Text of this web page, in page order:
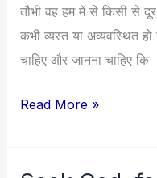
तौभी वह हम में से किसी से
कभी व्यस्त या अव्यवस्थित
चाहिए और जानना चाहिए कि
उसे
पा
लो
Read More »